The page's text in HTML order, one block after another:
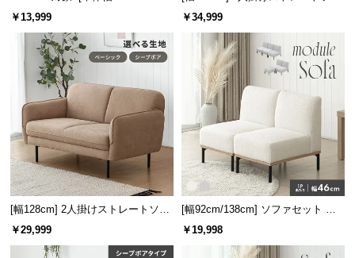
形状を維持し、型崩れが起きにくい
クッションがへたりにくい
カバーや中身のズレが起こりにくい
使いやすい収納ポケット
左右の肘掛けにはポケット付き。本や雑誌を入れる
ことができ、ちょっとした収納に便利です。
に強いペット対応生地] 2人掛け コ
￥13,999
ァ シープボアタイプ
￥34,999
[幅128cm] 2人掛けストレートソフ
ァ
￥29,999
[幅92cm/138cm] ソファセット レ
イアウト自由！選べる4セット
￥19,998